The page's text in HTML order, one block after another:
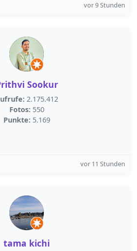
vor 9 Stunden
Sookur
2.175.412
Fotos: 550
Punkte: 5.169
vor 11 Stunden
tama kichi